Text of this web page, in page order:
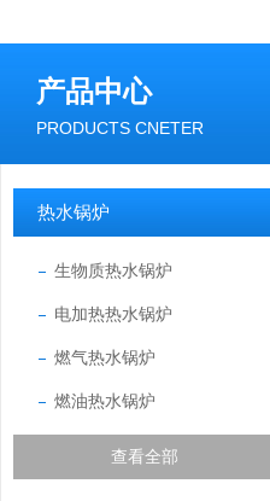
产品中心
PRODUCTS CNETER
热水锅炉
生物质热水锅炉
电加热热水锅炉
燃气热水锅炉
燃油热水锅炉
查看全部